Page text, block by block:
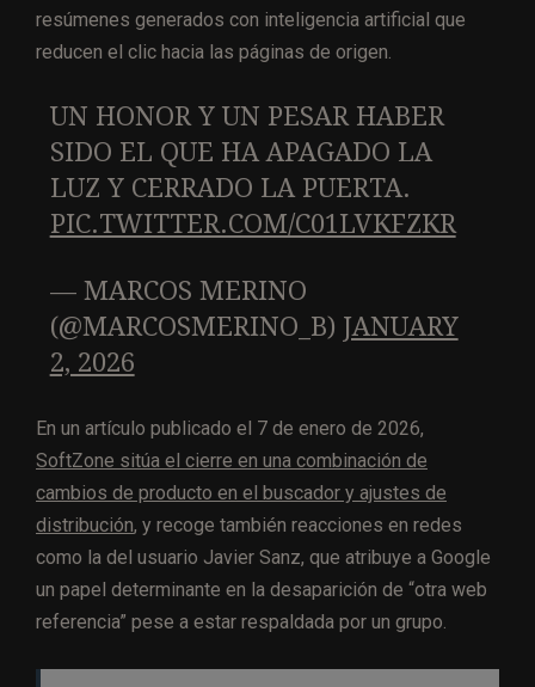
resúmenes generados con inteligencia artificial que
reducen el clic hacia las páginas de origen.
UN HONOR Y UN PESAR HABER
SIDO EL QUE HA APAGADO LA
LUZ Y CERRADO LA PUERTA.
PIC.TWITTER.COM/C01LVKFZKR
— MARCOS MERINO
(@MARCOSMERINO_B) JANUARY
2, 2026
En un artículo publicado el 7 de enero de 2026,
SoftZone sitúa el cierre en una combinación de
cambios de producto en el buscador y ajustes de
distribución, y recoge también reacciones en redes
como la del usuario Javier Sanz, que atribuye a Google
un papel determinante en la desaparición de “otra web
referencia” pese a estar respaldada por un grupo.